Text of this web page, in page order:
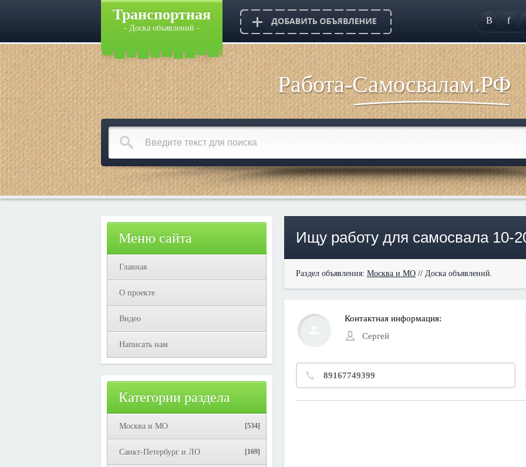
Транспортная
- Доска объявлений -
B f
Работа-Самосвалам.РФ
Меню сайта
Главная
О проекте
Видео
Написать нам
Категории раздела
Москва и МО [534]
Санкт-Петербург и ЛО [169]
Ищу работу для самосвала 10-
Раздел объявления: Москва и МО // Доска объявлений.
Контактная информация:
Сергей
89167749399